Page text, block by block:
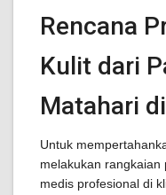
Rencana
Kulit dari
Matahari
Untuk
melakukan rangkaian
medis profesional di